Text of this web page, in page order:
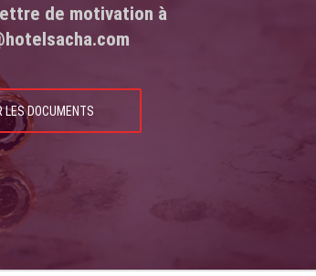
de motivation à
LES DOCUMENTS